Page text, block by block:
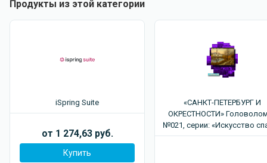
Продукты из этой категории
iSpring Suite
от 1 274,63 руб.
Купить
«САНКТ-ПЕТЕРБУРГ И
ОКРЕСТНОСТИ»
№021, серии: «Искусство
Мир!»